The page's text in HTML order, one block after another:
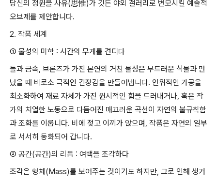
당신의 정원을 사유(思惟)가 깃든 야외 갤러리로 변모시킬 예술적
오브제를 제안합니다.
2. 작품 세계
① 물성의 미학 : 시간의 무게를 견디다
돌과 금속, 브론즈가 가진 본연의 거친 물성은 부드러운 식물과 만
났을 때 비로소 극적인 긴장감을 만들어냅니다. 인위적인 가공을
최소화하여 재료 자체가 가진 원시적인 힘을 드러내거나, 혹은 작
가의 치열한 노동으로 다듬어진 매끄러운 곡선이 자연의 불규칙함
과 조화를 이룹니다. 비에 젖고 이끼가 앉으며, 작품은 자연의 일부
로 서서히 동화되어 갑니다.
② 공간(공간)의 리듬 : 여백을 조각하다
조각은 형체(Mass)를 보여주는 것이기도 하지만, 그로 인해 생겨